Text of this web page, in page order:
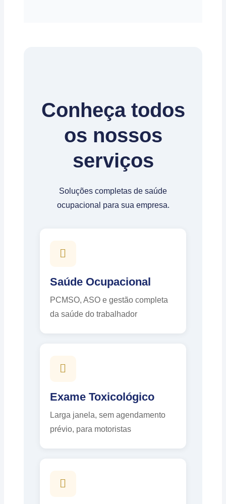
Conheça todos
os nossos
serviços
Soluções completas de saúde
ocupacional para sua empresa.
Saúde Ocupacional
PCMSO, ASO e gestão completa
da saúde do trabalhador
Exame Toxicológico
Larga janela, sem agendamento
prévio, para motoristas